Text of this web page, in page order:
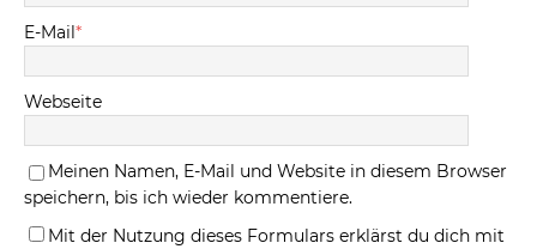
E-Mail*
Webseite
Meinen Namen, E-Mail und Website in diesem Browser
speichern, bis ich wieder kommentiere.
Mit der Nutzung dieses Formulars erklärst du dich mit